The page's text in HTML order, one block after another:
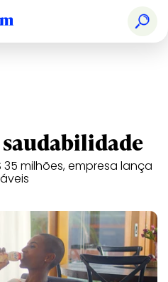
saudabilidade
milhões, empresa lança